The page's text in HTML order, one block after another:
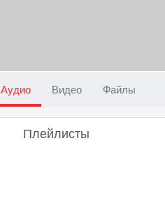
Аудио Видео Файлы
Плейлисты